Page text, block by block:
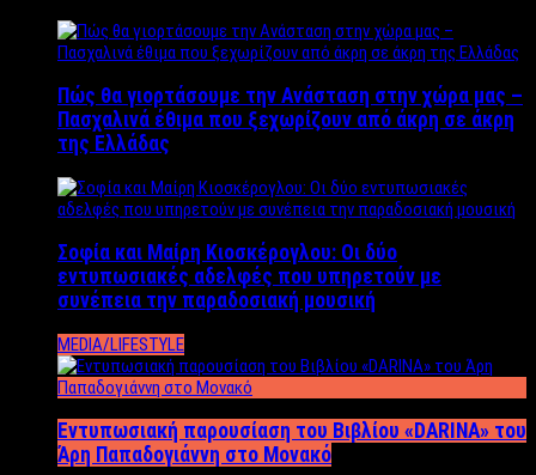
Πώς θα γιορτάσουμε την Ανάσταση στην χώρα μας –
Πασχαλινά έθιμα που ξεχωρίζουν από άκρη σε άκρη
της Ελλάδας
Σοφία και Μαίρη Κιοσκέρογλου: Οι δύο
εντυπωσιακές αδελφές που υπηρετούν με
συνέπεια την παραδοσιακή μουσική
MEDIA/LIFESTYLE
Εντυπωσιακή παρουσίαση του Βιβλίου «DARINA» του
Άρη Παπαδογιάννη στο Μονακό